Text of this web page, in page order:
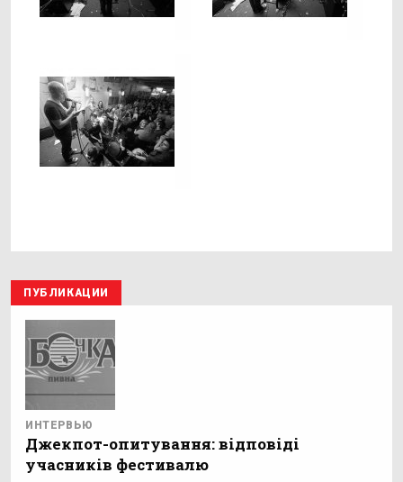
ПУБЛИКАЦИИ
ИНТЕРВЬЮ
Джекпот-опитування: відповіді
учасників фестивалю